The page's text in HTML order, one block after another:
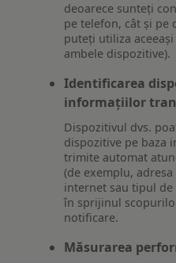
deoarece sunteți
pe telefon, cât și pe
puteți utiliza
ambele dispozitive).
Identificarea
informațiilor
Dispozitivul dvs.
dispozitive pe baza
trimite automat
(de exemplu,
internet sau tipul
în sprijinul
notificare.
Măsurarea